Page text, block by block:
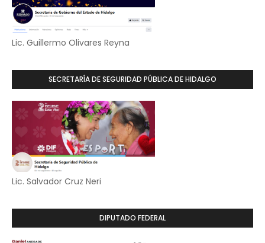
Lic. Guillermo Olivares Reyna
SECRETARÍA DE SEGURIDAD PÚBLICA DE HIDALGO
Lic. Salvador Cruz Neri
DIPUTADO FEDERAL